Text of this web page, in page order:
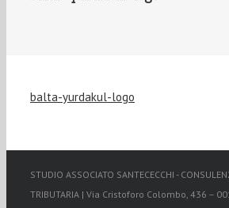
balta-yurdakul-logo
STUDIO ASSOCIATO SANTECECCHI -
TRIBUTARIA | Via Cristoforo Colombo, 436 –